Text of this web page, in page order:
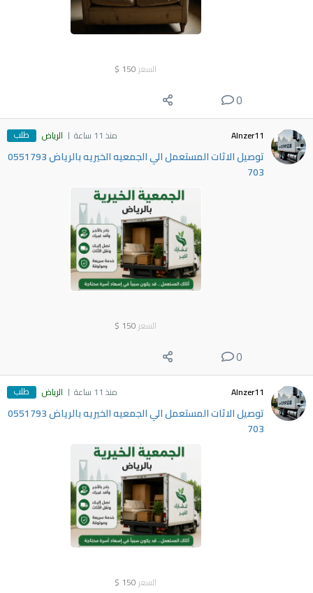
السعر 150
$
0
Alnzer11 منذ 11 ساعة الرياض طلب
توصيل الاثات المستعمل الي الجمعيه الخيريه بالرياض 0551793
703
السعر 150
$
0
Alnzer11 منذ 11 ساعة الرياض طلب
توصيل الاثات المستعمل الي الجمعيه الخيريه بالرياض 0551793
703
السعر 150
$